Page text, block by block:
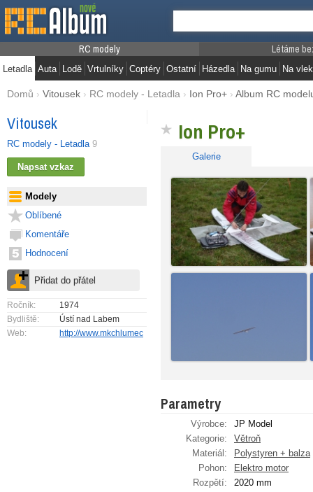
RC modely
Letadla Auta Lodě Vrtulníky Coptéry Ostatní
Létáme
Házedla Na gumu Na vlek
Domů › Vitousek › RC modely - Letadla › Ion Pro+ › Album RC
Vitousek
RC modely - Letadla 9
Modely
Oblíbené
Komentáře
Hodnocení
Ročník:
1974
Bydliště:
Ústí nad Labem
Web:
http://www.mkchlumec.cz
Ion Pro+
Galerie
Parametry
Výrobce:
JP Model
Kategorie:
Větroň
Materiál:
Polystyren + balza
Pohon:
Elektro motor
Rozpětí:
2020 mm